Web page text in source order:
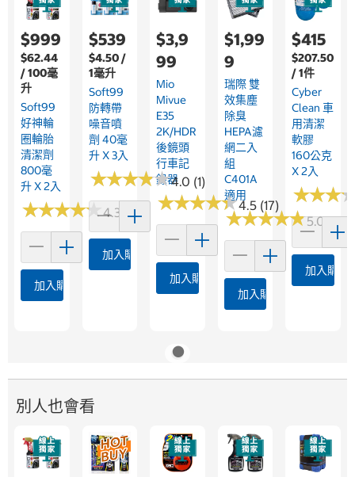
$999
$62.44
/ 100毫
升
Soft99
好神輪
圈輪胎
清潔劑
800毫
升 X 2入
★★★★★
★★★★★4.3 (4)
加入購物車
$539
$4.50 /
1毫升
Soft99
防轉帶
噪音噴
劑 40毫
升 X 3入
★★★★★
★★★★★4.0 (1)
加入購物車
$3,9
99
Mio
Mivue
E35
2K/HDR
後鏡頭
行車記
錄器
★★★★★
★★★★★4.5 (17)
加入購物車
$1,99
9
瑞際 雙
效集塵
除臭
HEPA濾
網二入
組
C401A
適用
★★★★★
★★★★★5.0 (4)
加入購物車
$415
$207.50
/ 1件
Cyber
Clean 車
用清潔
軟膠
160公克
X 2入
★★★
★★★
加入購物
別人也會看